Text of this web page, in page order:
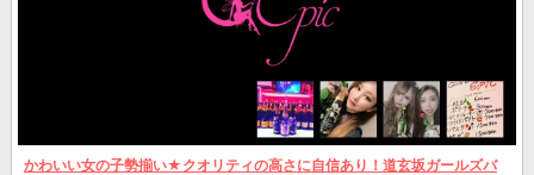
かわいい女の子勢揃い★クオリティの高さに自信あり！道玄坂ガールズバ